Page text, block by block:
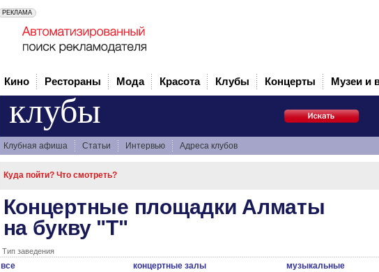
Кино Рестораны Мода Красота Клубы Концерты Музеи и
клубы
Клубная афиша Статьи Интервью Адреса клубов
Куда пойти? Что смотреть?
Концертные площадки Алматы
на букву "Т"
Тип заведения
все концертные залы музыкальные